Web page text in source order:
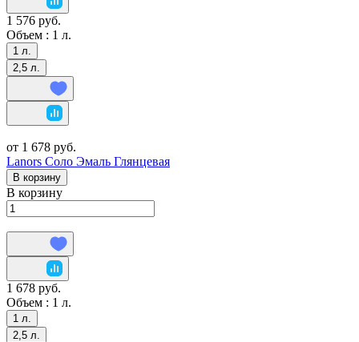
1 576 руб.
Объем : 1 л.
1 л.
2,5 л.
от 1 678 руб.
Lanors Соло Эмаль Глянцевая
В корзину
В корзину
1 678 руб.
Объем : 1 л.
1 л.
2,5 л.